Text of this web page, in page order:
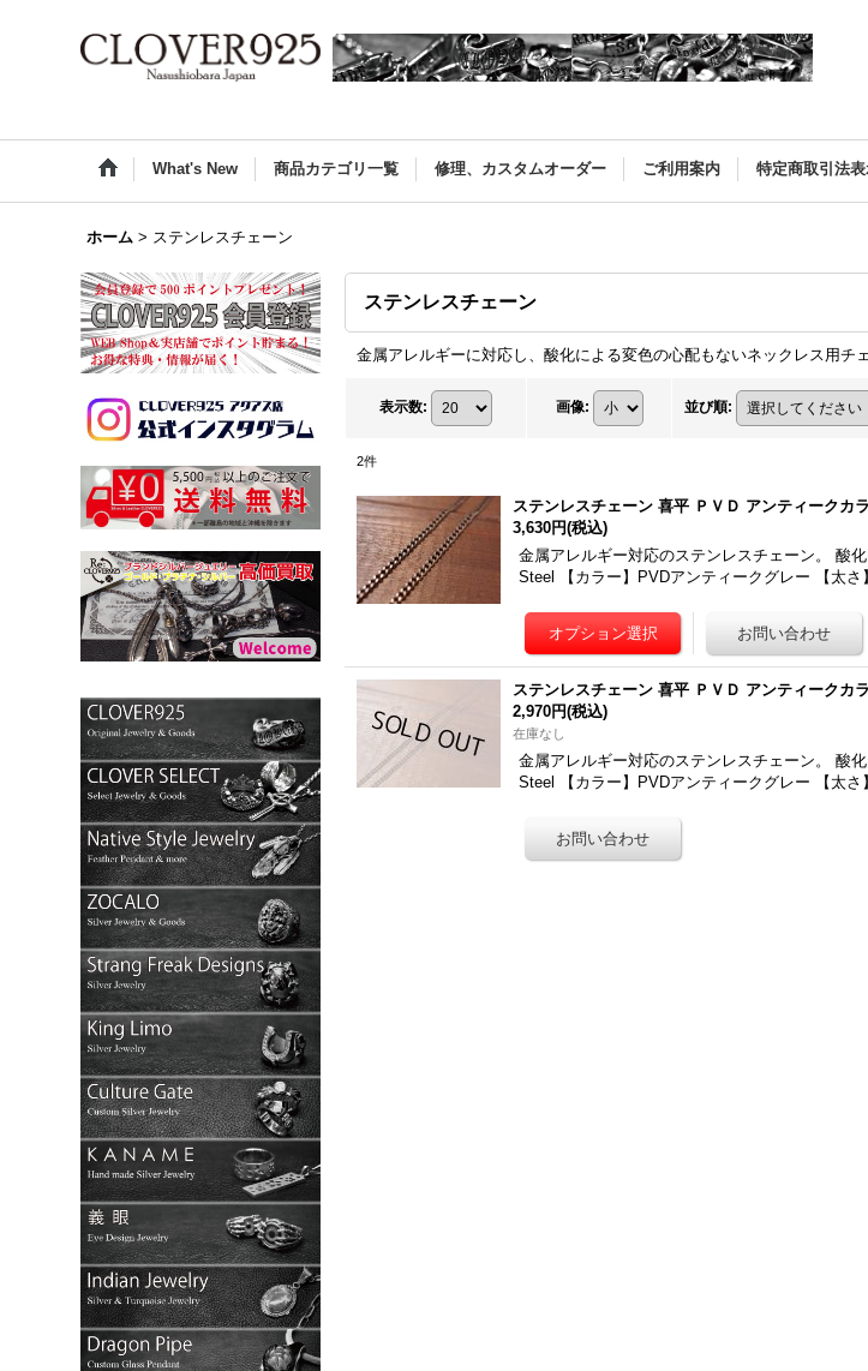
What's New 商品カテゴリ一覧 修理、カスタムオーダー ご利用案内 特定商取引法
ホーム > ステンレスチェーン
ステンレスチェーン
金属アレルギーに対応し、酸化による変色の心配もないネックレス用チ
表示数: 画像: 並び順:
2件
ステンレスチェーン 喜平 ＰＶＤ アンティークカ
3,630円(税込)
金属アレルギー対応のステンレスチェーン。 酸
Steel 【カラー】PVDアンティークグレー 【太
ステンレスチェーン 喜平 ＰＶＤ アンティークカ
2,970円(税込)
在庫なし
金属アレルギー対応のステンレスチェーン。 酸
Steel 【カラー】PVDアンティークグレー 【太